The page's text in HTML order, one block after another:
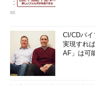
CI/CDパ
実現すれ
AF」は可